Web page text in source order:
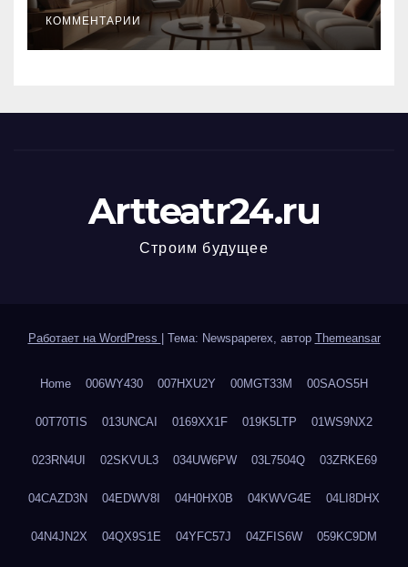
КОММЕНТАРИИ
Artteatr24.ru
Строим будущее
Работает на WordPress Тема: Newspaperex, автор Themeansar
Home 006WY430 007HXU2Y 00MGT33M 00SAOS5H
00T70TIS 013UNCAI 0169XX1F 019K5LTP 01WS9NX2
023RN4UI 02SKVUL3 034UW6PW 03L7504Q 03ZRKE69
04CAZD3N 04EDWV8I 04H0HX0B 04KWVG4E 04LI8DHX
04N4JN2X 04QX9S1E 04YFC57J 04ZFIS6W 059KC9DM